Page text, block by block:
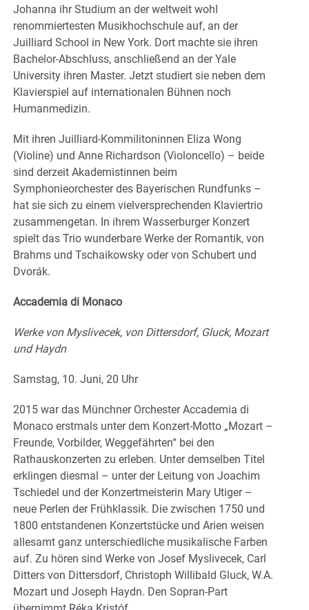
Johanna ihr Studium an der weltweit wohl
renommiertesten Musikhochschule auf, an der
Juilliard School in New York. Dort machte sie ihren
Bachelor-Abschluss, anschließend an der Yale
University ihren Master. Jetzt studiert sie neben dem
Klavierspiel auf internationalen Bühnen noch
Humanmedizin.
Mit ihren Juilliard-Kommilitoninnen Eliza Wong
(Violine) und Anne Richardson (Violoncello) – beide
sind derzeit Akademistinnen beim
Symphonieorchester des Bayerischen Rundfunks –
hat sie sich zu einem vielversprechenden Klaviertrio
zusammengetan. In ihrem Wasserburger Konzert
spielt das Trio wunderbare Werke der Romantik, von
Brahms und Tschaikowsky oder von Schubert und
Dvorák.
Accademia di Monaco
Werke von Myslivecek, von Dittersdorf, Gluck, Mozart
und Haydn
Samstag, 10. Juni, 20 Uhr
2015 war das Münchner Orchester Accademia di
Monaco erstmals unter dem Konzert-Motto „Mozart –
Freunde, Vorbilder, Weggefährten“ bei den
Rathauskonzerten zu erleben. Unter demselben Titel
erklingen diesmal – unter der Leitung von Joachim
Tschiedel und der Konzertmeisterin Mary Utiger –
neue Perlen der Frühklassik. Die zwischen 1750 und
1800 entstandenen Konzertstücke und Arien weisen
allesamt ganz unterschiedliche musikalische Farben
auf. Zu hören sind Werke von Josef Myslivecek, Carl
Ditters von Dittersdorf, Christoph Willibald Gluck, W.A.
Mozart und Joseph Haydn. Den Sopran-Part